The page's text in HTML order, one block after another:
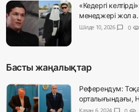
«Кедергі
менеджері жол
Шілде 10, 2026 chat_bubble 0 visibility
Басты жаңалықтар
Референдум:
орталығындағы,
Қазан 6, 2024